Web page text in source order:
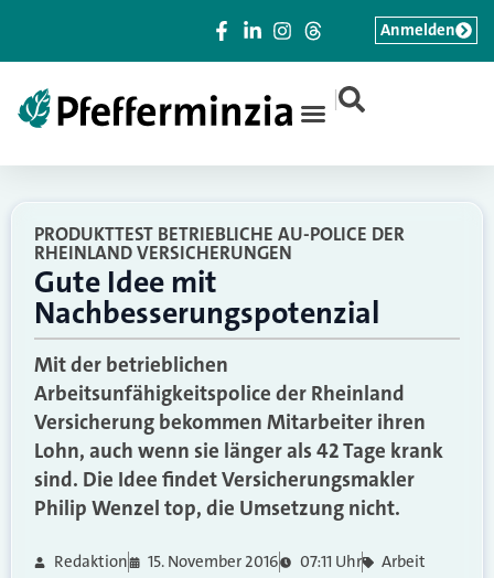
|
Anmelden
PRODUKTTEST BETRIEBLICHE AU-POLICE DER
RHEINLAND VERSICHERUNGEN
Gute Idee mit
Nachbesserungspotenzial
Mit der betrieblichen
Arbeitsunfähigkeitspolice der Rheinland
Versicherung bekommen Mitarbeiter ihren
Lohn, auch wenn sie länger als 42 Tage krank
sind. Die Idee findet Versicherungsmakler
Philip Wenzel top, die Umsetzung nicht.
Redaktion 15. November 2016 07:11 Uhr Arbeit